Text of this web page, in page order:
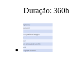
Duração: 360h